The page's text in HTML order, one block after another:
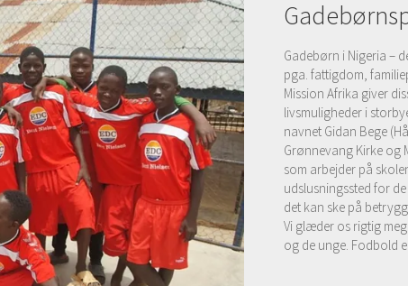
Gadebørn i Nigeria –
pga. fattigdom,
Mission Afrika giver
livsmuligheder i
navnet Gidan Bege
Grønnevang Kirke og
som arbejder på
udslusningssted for
det kan ske på
Vi glæder os rigtig
og de unge. Fodbold